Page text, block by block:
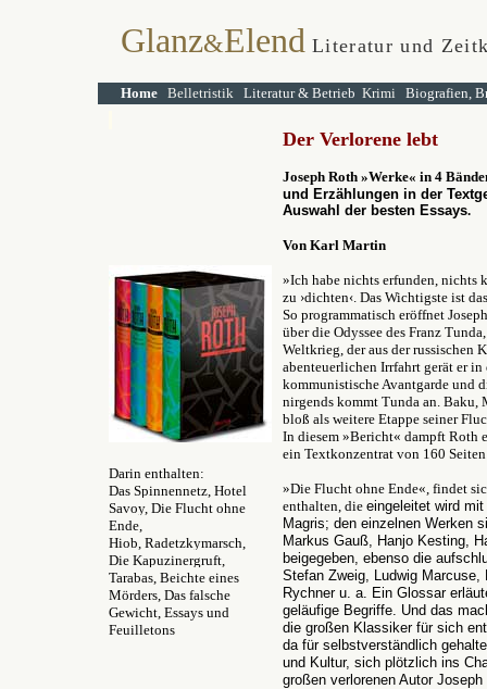
Glanz&Elend Literatur und
Home Belletristik Literatur & Betrieb Krimi Biografien,
Darin enthalten:
Das Spinnennetz, Hotel
Savoy, Die Flucht ohne
Ende,
Hiob, Radetzkymarsch,
Die Kapuzinergruft,
Tarabas, Beichte eines
Mörders, Das falsche
Gewicht, Essays und
Feuilletons
Der Verlorene lebt
Joseph Roth »Werke« in 4
und Erzählungen in der
Auswahl der besten Essays.
Von Karl Martin
»Ich habe nichts erfunden, nichts
zu ›dichten‹. Das Wichtigste ist
So programmatisch eröffnet
über die Odyssee des Franz
Weltkrieg, der aus der russischen
abenteuerlichen Irrfahrt gerät er
kommunistische Avantgarde und
nirgends kommt Tunda an. Baku,
bloß als weitere Etappe seiner
In diesem »Bericht« dampft Roth
ein Textkonzentrat von 160
»Die Flucht ohne Ende«, findet
enthalten, die eingeleitet wird
Magris; den einzelnen Werken
Markus Gauß, Hanjo Kesting,
beigegeben, ebenso die
Stefan Zweig, Ludwig
Rychner u. a. Ein Glossar
geläufige Begriffe. Und das
die großen Klassiker für sich
da für selbstverständlich
und Kultur, sich plötzlich ins
großen verlorenen Autor